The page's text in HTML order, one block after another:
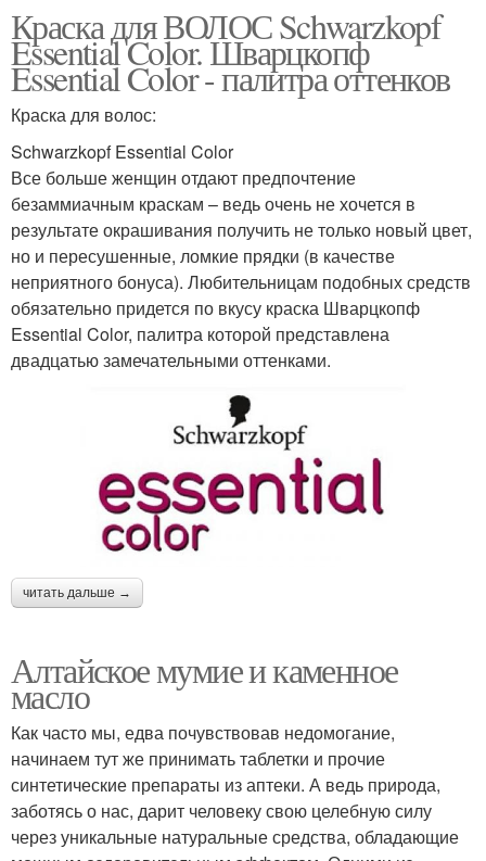
Краска для ВОЛОС Schwarzkopf
Essential Color. Шварцкопф
Essential Color - палитра оттенков
Краска для волос:
Schwarzkopf Essential Color
Все больше женщин отдают предпочтение
безаммиачным краскам – ведь очень не хочется в
результате окрашивания получить не только новый цвет,
но и пересушенные, ломкие прядки (в качестве
неприятного бонуса). Любительницам подобных средств
обязательно придется по вкусу краска Шварцкопф
Essential Color, палитра которой представлена
двадцатью замечательными оттенками.
читать дальше →
Алтайское мумие и каменное
масло
Как часто мы, едва почувствовав недомогание,
начинаем тут же принимать таблетки и прочие
синтетические препараты из аптеки. А ведь природа,
заботясь о нас, дарит человеку свою целебную силу
через уникальные натуральные средства, обладающие